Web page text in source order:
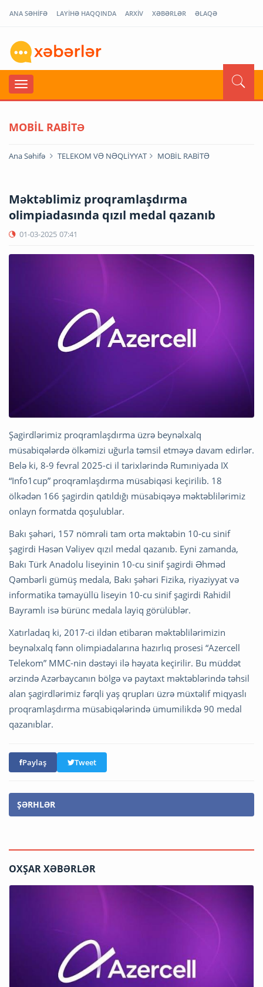
ANA SƏHİFƏ LAYİHƏ HAQQINDA ARXİV XƏBƏRLƏR ƏLAQƏ
MOBİL RABİTƏ
Ana Səhifə TELEKOM VƏ NƏQLİYYAT MOBİL RABİTƏ
Məktəblimiz proqramlaşdırma
olimpiadasında qızıl medal qazanıb
01-03-2025 07:41
Şagirdlərimiz proqramlaşdırma üzrə beynəlxalq
müsabiqələrdə ölkəmizi uğurla təmsil etməyə davam edirlər.
Belə ki, 8-9 fevral 2025-ci il tarixlərində Rumıniyada IX
“Info1cup” proqramlaşdırma müsabiqəsi keçirilib. 18
ölkədən 166 şagirdin qatıldığı müsabiqəyə məktəblilərimiz
onlayn formatda qoşulublar.
Bakı şəhəri, 157 nömrəli tam orta məktəbin 10-cu sinif
şagirdi Həsən Vəliyev qızıl medal qazanıb. Eyni zamanda,
Bakı Türk Anadolu liseyinin 10-cu sinif şagirdi Əhməd
Qəmbərli gümüş medala, Bakı şəhəri Fizika, riyaziyyat və
informatika təmayüllü liseyin 10-cu sinif şagirdi Rahidil
Bayramlı isə bürünc medala layiq görülüblər.
Xatırladaq ki, 2017-ci ildən etibarən məktəblilərimizin
beynəlxalq fənn olimpiadalarına hazırlıq prosesi “Azercell
Telekom” MMC-nin dəstəyi ilə həyata keçirilir. Bu müddət
ərzində Azərbaycanın bölgə və paytaxt məktəblərində təhsil
alan şagirdlərimiz fərqli yaş qrupları üzrə müxtəlif miqyaslı
proqramlaşdırma müsabiqələrində ümumilikdə 90 medal
qazanıblar.
Paylaş Tweet
ŞƏRHLƏR
OXŞAR XƏBƏRLƏR